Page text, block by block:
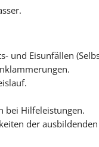
und Eisunfällen
bei Hilfeleistungen.
der